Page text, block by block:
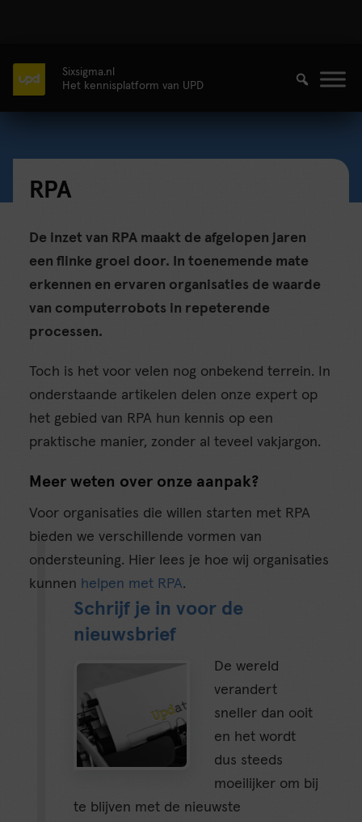
Sixsigma.nl
Het kennisplatform van UPD
RPA
De inzet van RPA maakt de afgelopen jaren
een flinke groei door. In toenemende mate
erkennen en ervaren organisaties de waarde
van computerrobots in repeterende
processen.
Toch is het voor velen nog onbekend terrein. In
onderstaande artikelen delen onze expert op
het gebied van RPA hun kennis op een
praktische manier, zonder al teveel vakjargon.
Meer weten over onze aanpak?
Voor organisaties die willen starten met RPA
bieden we verschillende vormen van
ondersteuning. Hier lees je hoe wij organisaties
kunnen helpen met RPA.
Schrijf je in voor de
nieuwsbrief
De wereld
verandert
sneller dan ooit
en het wordt
dus steeds
moeilijker om bij
te blijven met de nieuwste